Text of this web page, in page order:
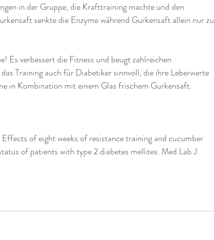
in der Gruppe, die Krafttraining machte und den
senkte die Enzyme während Gurkensaft allein nur zu
Es verbessert die Fitness und beugt zahlreichen
Training auch für Diabetiker sinnvoll, die ihre Leberwerte
in Kombination mit einem Glas frischem Gurkensaft.
of eight weeks of resistance training and cucumber
of patients with type 2 diabetes mellites. Med Lab J.